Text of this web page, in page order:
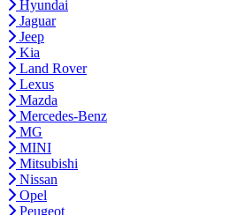
Hyundai
Jaguar
Jeep
Kia
Land Rover
Lexus
Mazda
Mercedes-Benz
MG
MINI
Mitsubishi
Nissan
Opel
Peugeot